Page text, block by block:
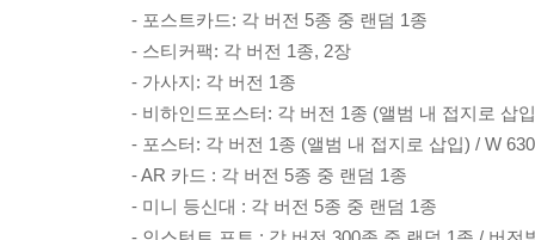
- 포스트카드: 각 버전 5종 중 랜덤 1종
- 스티커팩: 각 버전 1종, 2장
- 가사지: 각 버전 1종
- 비하인드포스터: 각 버전 1종 (앨범 내 접지로 삽
- 포스터: 각 버전 1종 (앨범 내 접지로 삽입) / W
- AR 카드 : 각 버전 5종 중 랜덤 1종
- 미니 등신대 : 각 버전 5종 중 랜덤 1종